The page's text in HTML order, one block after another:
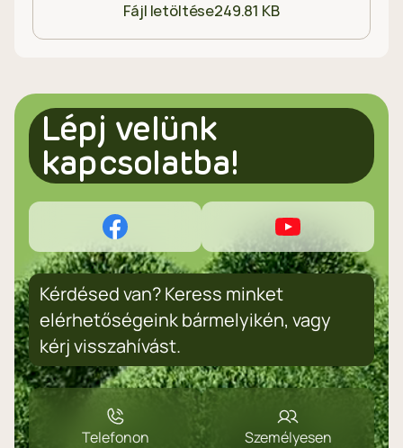
Fájl letöltése249.81 KB
Lépj velünk
kapcsolatba!
Kérdésed van? Keress minket
elérhetőségeink bármelyikén, vagy
kérj visszahívást.
Telefonon Személyesen